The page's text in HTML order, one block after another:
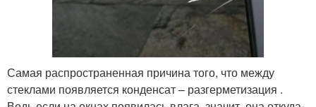
Самая распространенная причина того, что между
стеклами появляется конденсат – разгерметизация .